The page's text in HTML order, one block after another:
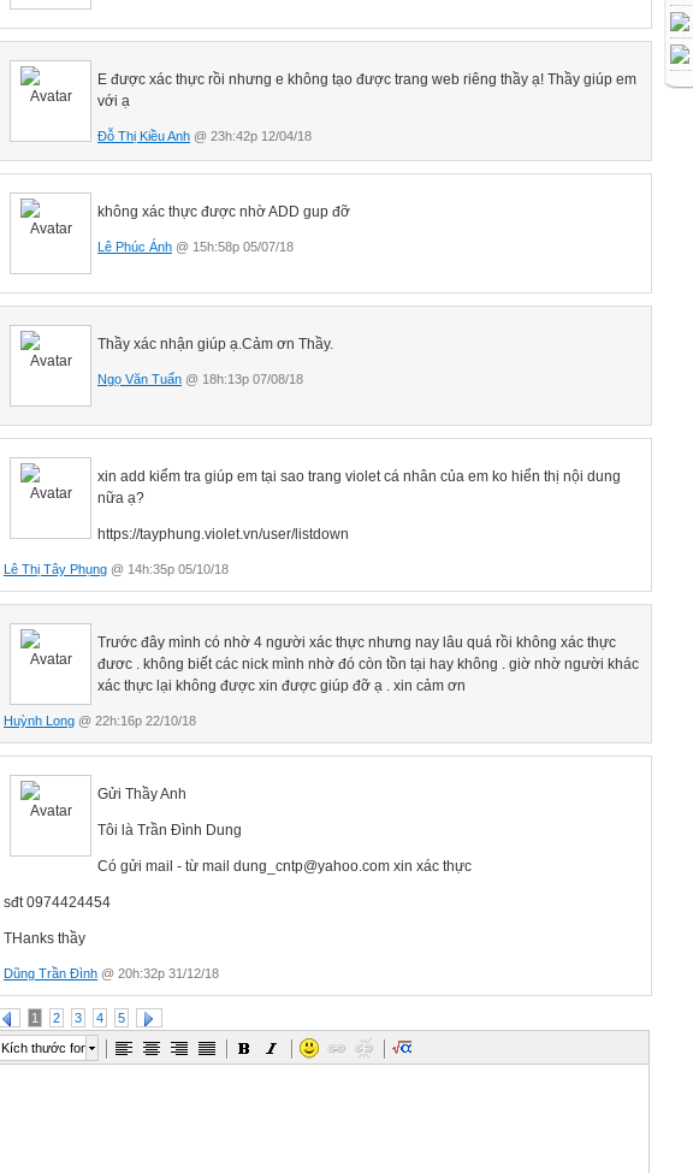
E được xác thực rồi nhưng e không tạo được trang web riêng thầy ạ! Thầy giúp em
với ạ
Đỗ Thị Kiều Anh @ 23h:42p 12/04/18
không xác thực được nhờ ADD gup đỡ
Lê Phúc Ánh @ 15h:58p 05/07/18
Thầy xác nhận giúp ạ.Cảm ơn Thầy.
Ngọ Văn Tuấn @ 18h:13p 07/08/18
xin add kiểm tra giúp em tại sao trang violet cá nhân của em ko hiển thị nội dung
nữa ạ?
https://tayphung.violet.vn/user/listdown
Lê Thị Tây Phụng @ 14h:35p 05/10/18
Trước đây mình có nhờ 4 người xác thực nhưng nay lâu quá rồi không xác thực
đươc . không biết các nick mình nhờ đó còn tồn tại hay không . giờ nhờ người khác
xác thực lại không được xin được giúp đỡ ạ . xin cảm ơn
Huỳnh Long @ 22h:16p 22/10/18
Gửi Thầy Anh
Tôi là Trần Đình Dung
Có gửi mail - từ mail dung_cntp@yahoo.com xin xác thực
sđt 0974424454
THanks thầy
Dũng Trần Đình @ 20h:32p 31/12/18
1 2 3 4 5
Kích thước font